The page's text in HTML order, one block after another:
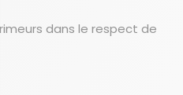
dans le respect de